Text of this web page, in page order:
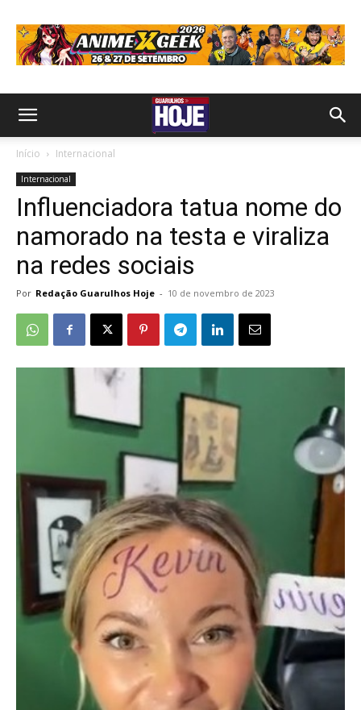
Início Internacional
Internacional
Influenciadora tatua nome do
namorado na testa e viraliza
na redes sociais
Por Redação Guarulhos Hoje - 10 de novembro de 2023